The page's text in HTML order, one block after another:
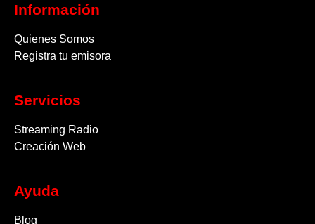
Información
Quienes Somos
Registra tu emisora
Servicios
Streaming Radio
Creación Web
Ayuda
Blog